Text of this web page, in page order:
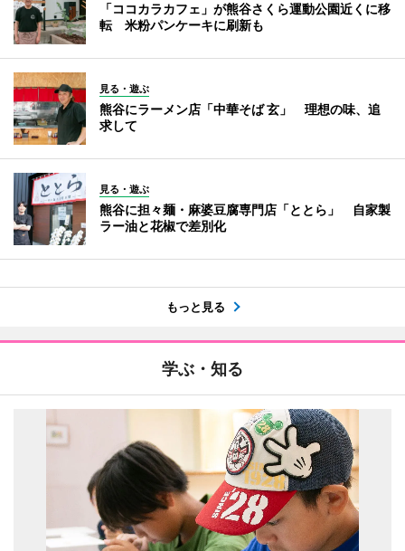
「ココカラカフェ」が熊谷さくら運動公園近くに移
転 米粉パンケーキに刷新も
見る・遊ぶ
熊谷にラーメン店「中華そば 玄」 理想の味、追
求して
見る・遊ぶ
熊谷に担々麺・麻婆豆腐専門店「ととら」 自家製
ラー油と花椒で差別化
もっと見る
学ぶ・知る